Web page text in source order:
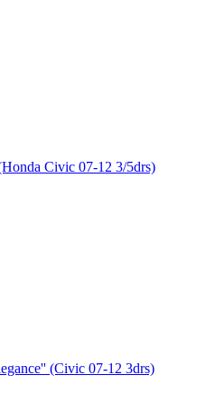
Civic 07-12 3/5drs)
(Civic 07-12 3drs)